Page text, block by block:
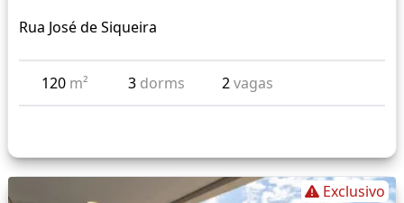
Rua José de Siqueira
120 m² 3 dorms 2vagas
Exclusivo